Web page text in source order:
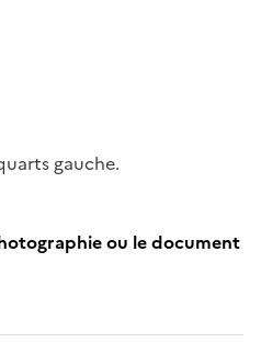
gauche.
ou le document